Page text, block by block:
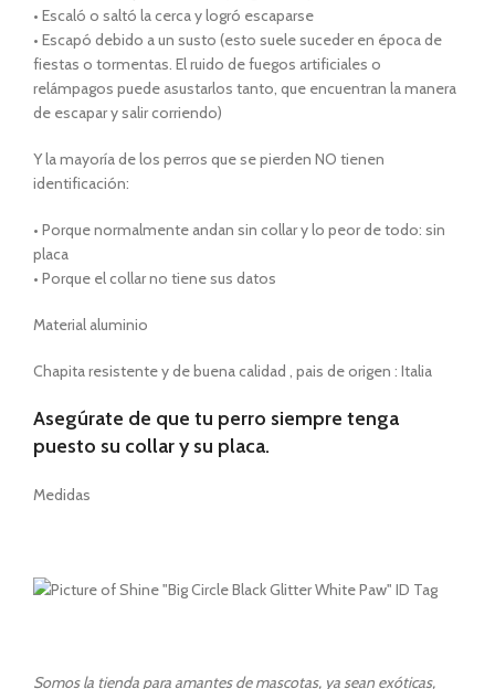
• Escaló o saltó la cerca y logró escaparse
• Escapó debido a un susto (esto suele suceder en época de
fiestas o tormentas. El ruido de fuegos artificiales o
relámpagos puede asustarlos tanto, que encuentran la manera
de escapar y salir corriendo)
Y la mayoría de los perros que se pierden NO tienen
identificación:
• Porque normalmente andan sin collar y lo peor de todo: sin
placa
• Porque el collar no tiene sus datos
Material aluminio
Chapita resistente y de buena calidad , pais de origen : Italia
Asegúrate de que tu perro siempre tenga
puesto su collar y su placa.
Medidas
Somos la tienda para amantes de mascotas, ya sean exóticas,